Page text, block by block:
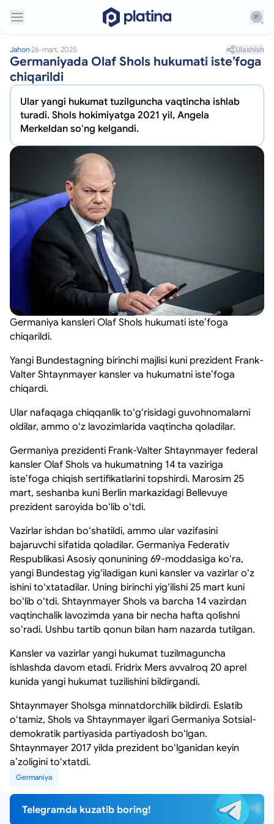
Jahon 26-mart, 2025 Ulashish
Germaniyada Olaf Shols hukumati isteʼfoga
chiqarildi
Ular yangi hukumat tuzilguncha vaqtincha ishlab
turadi. Shols hokimiyatga 2021 yil, Angela
Merkeldan soʻng kelgandi.
Germaniya kansleri Olaf Shols hukumati isteʼfoga
chiqarildi.
Yangi Bundestagning birinchi majlisi kuni prezident Frank-
Valter Shtaynmayer kansler va hukumatni isteʼfoga
chiqardi.
Ular nafaqaga chiqqanlik toʻgʻrisidagi guvohnomalarni
oldilar, ammo oʻz lavozimlarida vaqtincha qoladilar.
Germaniya prezidenti Frank-Valter Shtaynmayer federal
kansler Olaf Shols va hukumatning 14 ta vaziriga
isteʼfoga chiqish sertifikatlarini topshirdi. Marosim 25
mart, seshanba kuni Berlin markazidagi Bellevuye
prezident saroyida boʻlib oʻtdi.
Vazirlar ishdan boʻshatildi, ammo ular vazifasini
bajaruvchi sifatida qoladilar. Germaniya Federativ
Respublikasi Asosiy qonunining 69-moddasiga koʻra,
yangi Bundestag yigʻiladigan kuni kansler va vazirlar oʻz
ishini toʻxtatadilar. Uning birinchi yigʻilishi 25 mart kuni
boʻlib oʻtdi. Shtaynmayer Shols va barcha 14 vazirdan
vaqtinchalik lavozimda yana bir necha hafta qolishni
soʻradi. Ushbu tartib qonun bilan ham nazarda tutilgan.
Kansler va vazirlar yangi hukumat tuzilmaguncha
ishlashda davom etadi. Fridrix Mers avvalroq 20 aprel
kunida yangi hukumat tuzilishini bildirgandi.
Shtaynmayer Sholsga minnatdorchilik bildirdi. Eslatib
oʻtamiz, Shols va Shtaynmayer ilgari Germaniya Sotsial-
demokratik partiyasida partiyadosh boʻlgan.
Shtaynmayer 2017 yilda prezident boʻlganidan keyin
aʼzoligini toʻxtatdi.
Germaniya
Telegramda kuzatib boring!